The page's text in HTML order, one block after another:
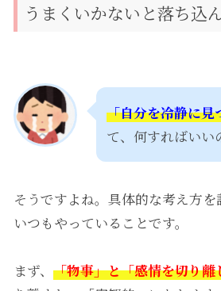
うまくいかないと落ち込
「自分を冷静に見
て、何すればい
そうですよね。具体的な考え方
いつもやっていることです。
まず、 「物事」と「感情を切り離